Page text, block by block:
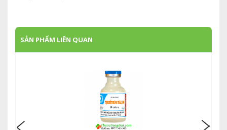
SẢN PHẨM LIÊN QUAN